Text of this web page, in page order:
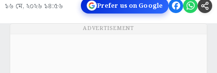
১৬ মে, ২০২৬ ১৪:৫৬ Prefer us on Google
ADVERTISEMENT